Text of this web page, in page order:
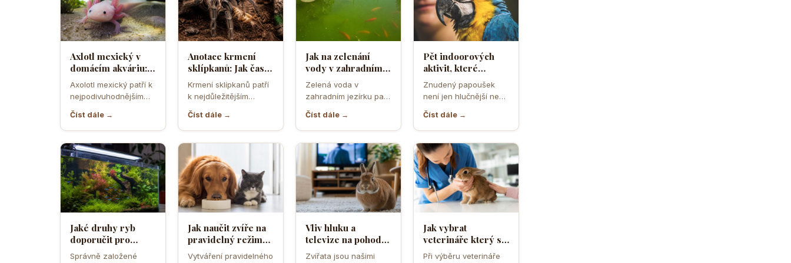
Axlotl mexický v
domácím akváriu:
Co všechno
potřebuje tento
fascinující vodní
dráček
Axolotl mexický patří k
nejpodivuhodnějším
kdy dostali do
domácích akvárií. Na…
Číst dále →
Anotace krmení
sklípkanů: Jak často
krmit exotické
pavouky a jaký
hmyz je
nejvhodnější
Krmení sklípkanů patří
k nejdůležitějším
zároveň k oblasti, kde
začátečníci…
Číst dále →
Jak na zelenání
vody v zahradním
jezírku, co s tím?
Zelená voda v
zahradním jezírku patří
které umějí
znepříjemnit radost z…
Číst dále →
Pět indoorových
aktivit, které
spolehlivě zabaví
znuděného
papouška
Znudený papoušek
není jen hlučnější nebo
Dlouhá chvíle u něj
často vede…
Číst dále →
Jaké druhy ryb
doporučit pro
začátečníka do
Správně založené
Jak naučit zvíře na
pravidelný režim
krmení a spánku
Vytváření pravidelného
Vliv hluku a
televize na pohodu
malých zvířat v
Zvířata jsou našimi
Jak vybrat
veterináře který se
specializuje na
Při výběru veterináře